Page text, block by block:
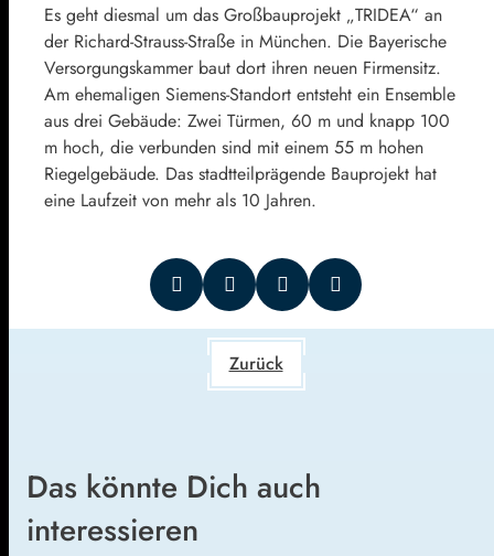
Es geht diesmal um das Großbauprojekt „TRIDEA“ an
der Richard-Strauss-Straße in München. Die Bayerische
Versorgungskammer baut dort ihren neuen Firmensitz.
Am ehemaligen Siemens-Standort entsteht ein Ensemble
aus drei Gebäude: Zwei Türmen, 60 m und knapp 100
m hoch, die verbunden sind mit einem 55 m hohen
Riegelgebäude. Das stadtteilprägende Bauprojekt hat
eine Laufzeit von mehr als 10 Jahren.
Zurück
Das könnte Dich auch
interessieren